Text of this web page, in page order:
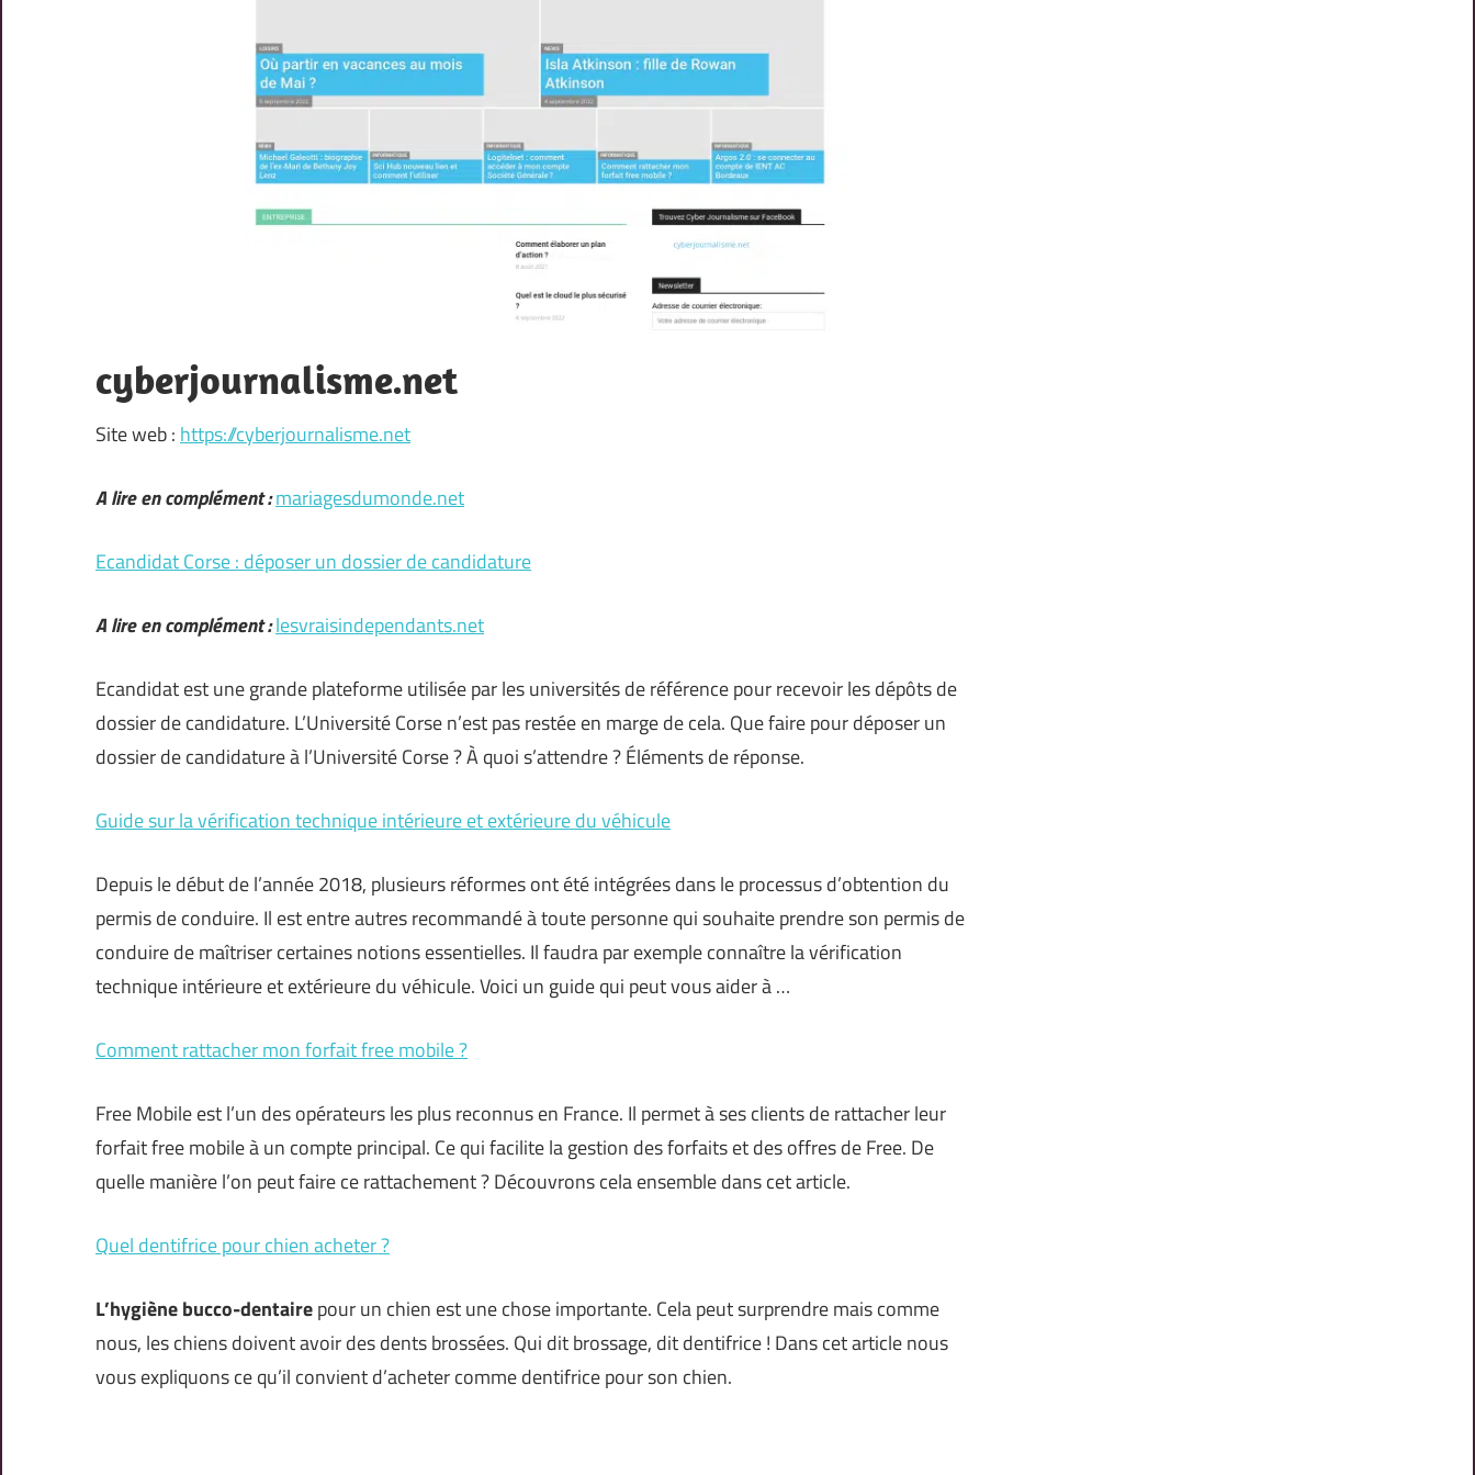
cyberjournalisme.net
Site web :https://cyberjournalisme.net
A lire en complément :mariagesdumonde.net
Ecandidat Corse : déposer un dossier de candidature
A lire en complément :lesvraisindependants.net
Ecandidat est une grande plateforme utilisée par les universités de référence pour recevoir les dépôts de
dossier de candidature. L’Université Corse n’est pas restée en marge de cela. Que faire pour déposer un
dossier de candidature à l’Université Corse ? À quoi s’attendre ? Éléments de réponse.
Guide sur la vérification technique intérieure et extérieure du véhicule
Depuis le début de l’année 2018, plusieurs réformes ont été intégrées dans le processus d’obtention du
permis de conduire. Il est entre autres recommandé à toute personne qui souhaite prendre son permis de
conduire de maîtriser certaines notions essentielles. Il faudra par exemple connaître la vérification
technique intérieure et extérieure du véhicule. Voici un guide qui peut vous aider à …
Comment rattacher mon forfait free mobile ?
Free Mobile est l’un des opérateurs les plus reconnus en France. Il permet à ses clients de rattacher leur
forfait free mobile à un compte principal. Ce qui facilite la gestion des forfaits et des offres de Free. De
quelle manière l’on peut faire ce rattachement ? Découvrons cela ensemble dans cet article.
Quel dentifrice pour chien acheter ?
L’hygiène bucco-dentairepour un chien est une chose importante. Cela peut surprendre mais comme
nous, les chiens doivent avoir des dents brossées. Qui dit brossage, dit dentifrice ! Dans cet article nous
vous expliquons ce qu’il convient d’acheter comme dentifrice pour son chien.